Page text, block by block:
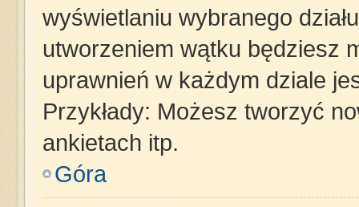
wyświetlaniu wybranego
utworzeniem wątku będziesz
uprawnień w każdym dziale
Przykłady: Możesz tworzyć
ankietach itp.
Góra